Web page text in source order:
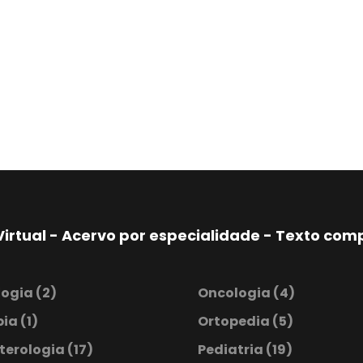
- Acervo por especialidade - Texto
(2)
(1)
(17)
Oncologia (4)
Ortopedia (5)
Pediatria (19)